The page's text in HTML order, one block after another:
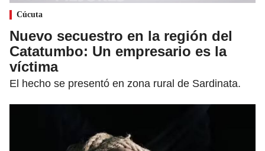
Cúcuta
Nuevo secuestro en la región del
Catatumbo: Un empresario es la
víctima
El hecho se presentó en zona rural de Sardinata.